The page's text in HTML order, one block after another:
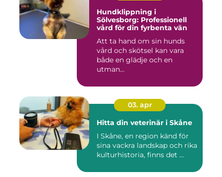
Hundklippning i
Sölvesborg: Professionell
vård för din fyrbenta vän
Att ta hand om sin hunds
vård och skötsel kan vara
både en glädje och en
utman...
03. apr
Hitta din veterinär i Skåne
I Skåne, en region känd för
sina vackra landskap och rika
kulturhistoria, finns det ...